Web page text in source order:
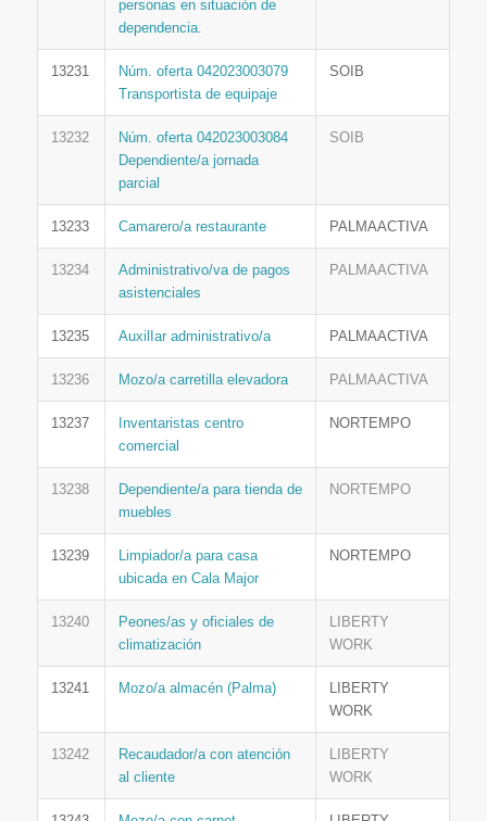
personas en situación de
dependencia.
13231
Núm. oferta 042023003079
Transportista de equipaje
SOIB
13232
Núm. oferta 042023003084
Dependiente/a jornada
parcial
SOIB
13233 Camarero/a restaurante PALMAACTIVA
13234
Administrativo/va de pagos
asistenciales
PALMAACTIVA
13235 AuxilIar administrativo/a PALMAACTIVA
13236 Mozo/a carretilla elevadora PALMAACTIVA
13237
Inventaristas centro
comercial
NORTEMPO
13238
Dependiente/a para tienda de
muebles
NORTEMPO
13239
Limpiador/a para casa
ubicada en Cala Major
NORTEMPO
13240
Peones/as y oficiales de
climatización
LIBERTY
WORK
13241 Mozo/a almacén (Palma)
LIBERTY
WORK
13242
Recaudador/a con atención
al cliente
LIBERTY
WORK